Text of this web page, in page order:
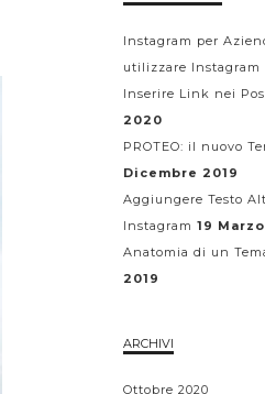
Instagram per
utilizzare Instagram
Inserire Link nei
2020
PROTEO: il nuovo
Dicembre 2019
Aggiungere Testo
Instagram 19
Anatomia di un
2019
ARCHIVI
Ottobre 2020